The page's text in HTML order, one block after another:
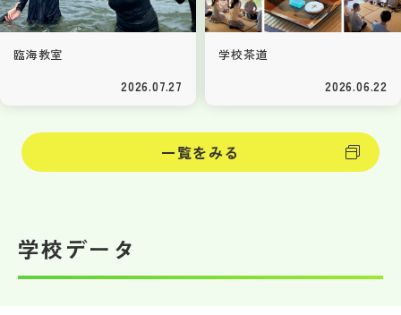
臨海教室
2026.07.27
学校茶道
2026.06.22
一覧をみる
学校データ